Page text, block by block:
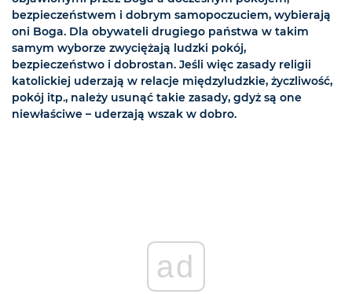
bezpieczeństwem i dobrym samopoczuciem, wybierają
oni Boga. Dla obywateli drugiego państwa w takim
samym wyborze zwyciężają ludzki pokój,
bezpieczeństwo i dobrostan. Jeśli więc zasady religii
katolickiej uderzają w relacje międzyludzkie, życzliwość,
pokój itp., należy usunąć takie zasady, gdyż są one
niewłaściwe – uderzają wszak w dobro.
ad